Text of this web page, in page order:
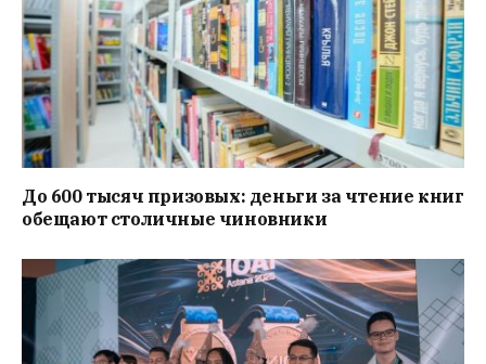
До 600 тысяч призовых: деньги за чтение книг
обещают столичные чиновники